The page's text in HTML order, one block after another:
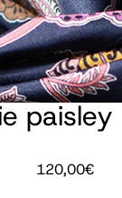
120,00€